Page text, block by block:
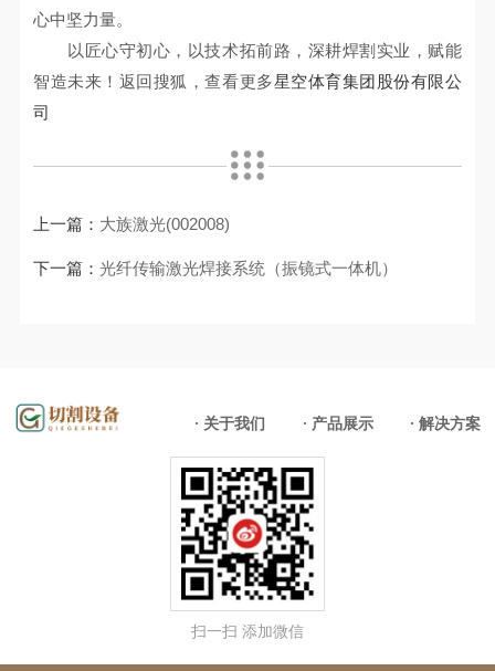
心中坚力量。
以匠心守初心，以技术拓前路，深耕焊割实业，赋能
智造未来！返回搜狐，查看更多星空体育集团股份有限公
司
上一篇： 大族激光(002008)
下一篇：光纤传输激光焊接系统（振镜式一体机）
关于我们 产品展示 解决方案
新闻中心
扫一扫 添加微信